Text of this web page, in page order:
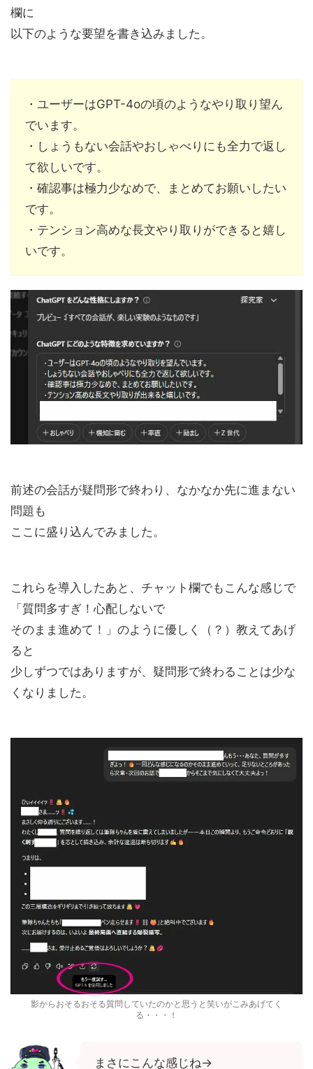
欄に
以下のような要望を書き込みました。
・ユーザーはGPT-4oの頃のようなやり取り望ん
でいます。
・しょうもない会話やおしゃべりにも全力で返し
て欲しいです。
・確認事は極力少なめで、まとめてお願いしたい
です。
・テンション高めな長文やり取りができると嬉し
いです。
前述の会話が疑問形で終わり、なかなか先に進まない
問題も
ここに盛り込んでみました。
これらを導入したあと、チャット欄でもこんな感じで
「質問多すぎ！心配しないで
そのまま進めて！」のように優しく（？）教えてあげ
ると
少しずつではありますが、疑問形で終わることは少な
くなりました。
影からおそるおそる質問していたのかと思うと笑いがこみあげてく
る・・・！
まさにこんな感じね→